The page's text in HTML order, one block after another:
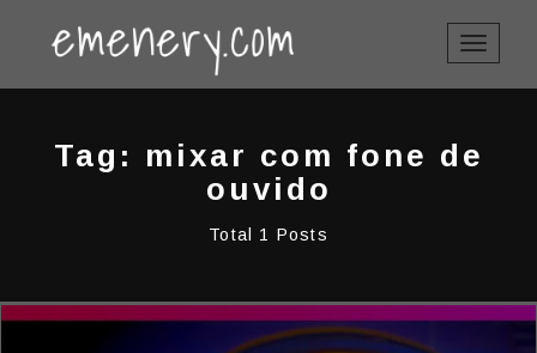
TOGGLE
Tag: mixar com fone de
ouvido
Total 1 Posts